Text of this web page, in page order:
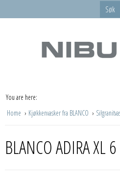
You are here:
Home
Kjøkkenvasker fra BLANCO
BLANCO ADIRA XL